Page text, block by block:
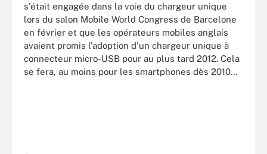
s'était engagée dans la voie du chargeur unique
lors du salon Mobile World Congress de Barcelone
en février et que les opérateurs mobiles anglais
avaient promis l'adoption d'un chargeur unique à
connecteur micro-USB pour au plus tard 2012. Cela
se fera, au moins pour les smartphones dès 2010...